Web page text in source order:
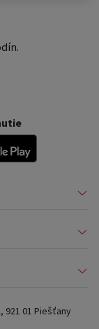
921 01 Piešťany